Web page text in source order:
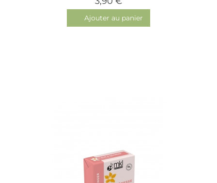
Ajouter au panier